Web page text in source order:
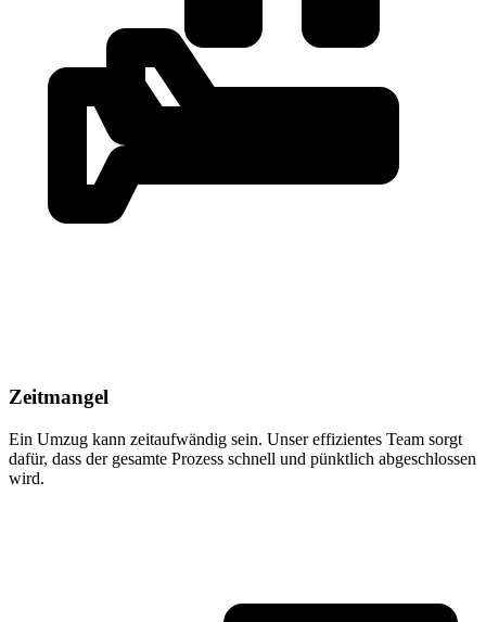
Zeitmangel
Ein Umzug kann zeitaufwändig sein. Unser effizientes Team sorgt
dafür, dass der gesamte Prozess schnell und pünktlich abgeschlossen
wird.